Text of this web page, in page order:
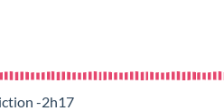
-2h17